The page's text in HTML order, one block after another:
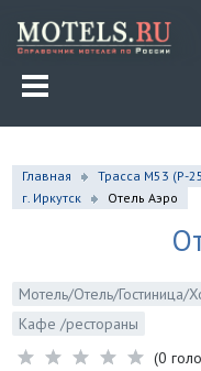
Главная Трасса М53 (P-
г. Иркутск
Отель Аэро
Мотель/Отель/Гостиница/
Кафе /рестораны
(0